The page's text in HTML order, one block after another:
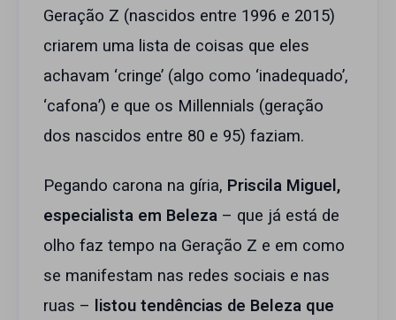
Geração Z (nascidos entre 1996 e 2015)
criarem uma lista de coisas que eles
achavam ‘cringe’ (algo como ‘inadequado’,
‘cafona’) e que os Millennials (geração
dos nascidos entre 80 e 95) faziam.
Pegando carona na gíria, Priscila Miguel,
especialista em Beleza – que já está de
olho faz tempo na Geração Z e em como
se manifestam nas redes sociais e nas
ruas – listou tendências de Beleza que